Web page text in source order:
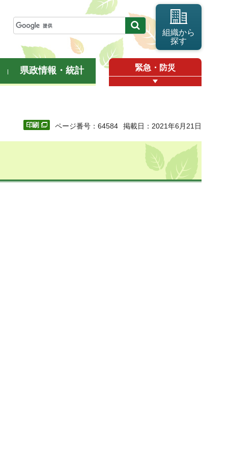
組織から
探す
県政情報・統計 緊急・防災
ページ番号：64584 掲載日：2021年6月21日